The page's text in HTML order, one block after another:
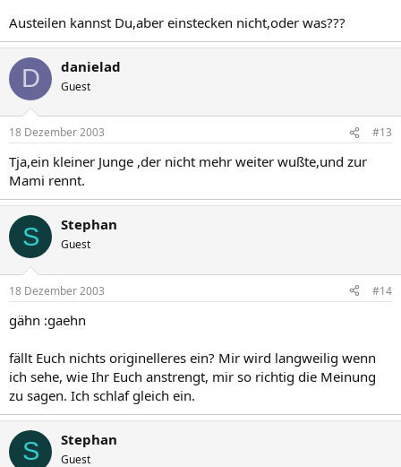
Austeilen kannst Du,aber einstecken nicht,oder was???
D danielad
Guest
18 Dezember 2003 #13
Tja,ein kleiner Junge ,der nicht mehr weiter wußte,und zur
Mami rennt.
S Stephan
Guest
18 Dezember 2003 #14
gähn :gaehn
fällt Euch nichts originelleres ein? Mir wird langweilig wenn
ich sehe, wie Ihr Euch anstrengt, mir so richtig die Meinung
zu sagen. Ich schlaf gleich ein.
S Stephan
Guest